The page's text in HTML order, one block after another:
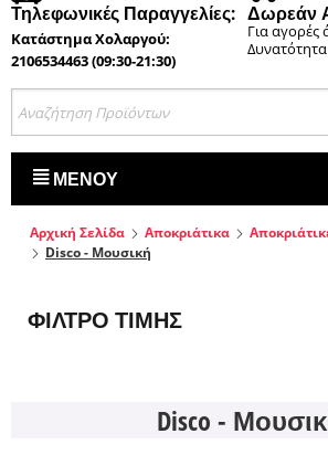
Τηλεφωνικές Παραγγελίες:
Κατάστημα Χολαργού:
2106534463 (09:30-21:30)
Δωρεάν
Για
ΜΕΝΟΎ
Αρχική Σελίδα Αποκριάτικα
Disco - Μουσική
ΦΊΛΤΡΟ ΤΙΜΉΣ
Disco -